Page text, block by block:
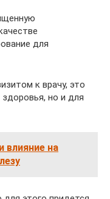
для
к врачу, это
но и для
влияние на